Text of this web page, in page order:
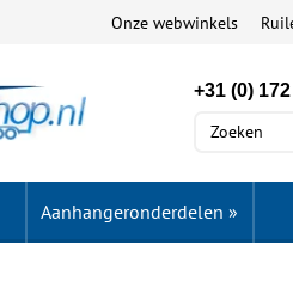
Onze webwinkels
+31 (0)
Aanhangeronderdelen »